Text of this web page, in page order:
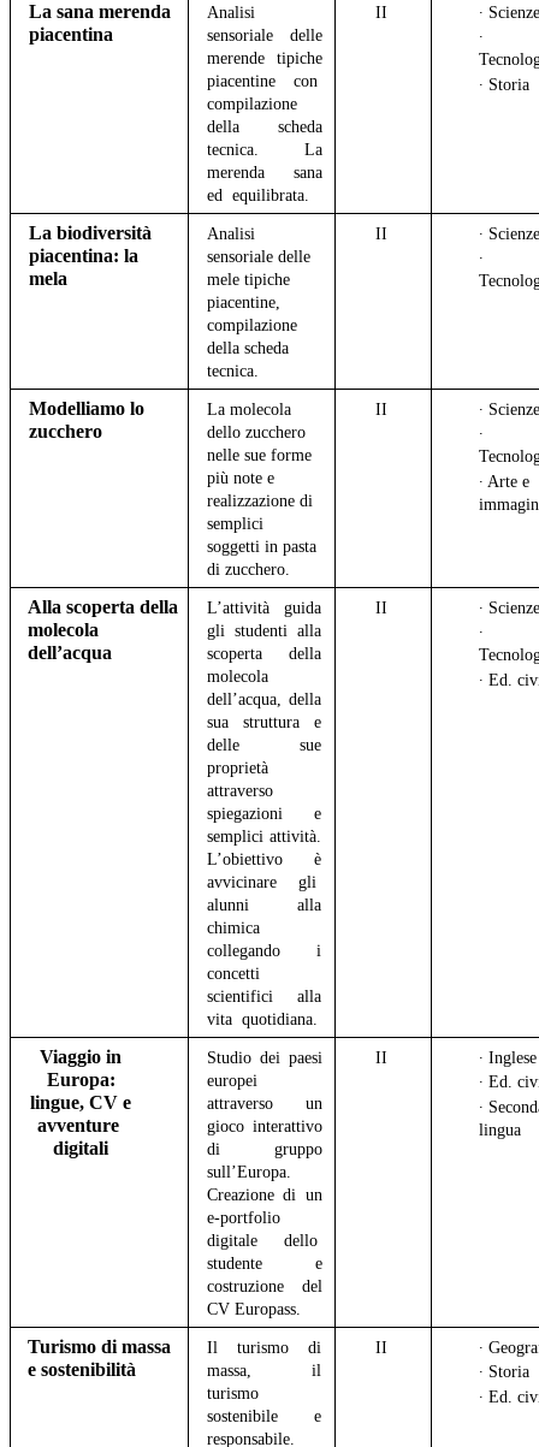
La sana merenda
piacentina
Analisi
sensoriale delle
merende tipiche
piacentine con
compilazione
della scheda
tecnica. La
merenda sana
ed equilibrata.
II
∙
∙
∙ Storia
La biodiversità
piacentina: la
mela
Analisi
sensoriale delle
mele tipiche
piacentine,
compilazione
della scheda
tecnica.
II
∙
∙
Modelliamo lo
zucchero
La molecola
dello zucchero
nelle sue forme
più note e
realizzazione di
semplici
soggetti in pasta
di zucchero.
II
∙
∙
∙ Arte e
Alla scoperta della
molecola
dell’acqua
L’attività guida
gli studenti alla
scoperta della
molecola
dell’acqua, della
sua struttura e
delle sue
proprietà
attraverso
spiegazioni e
semplici attività.
L’obiettivo è
avvicinare gli
alunni alla
chimica
collegando i
concetti
scientifici alla
vita quotidiana.
II
∙
∙
∙ Ed.
Viaggio in
Europa:
lingue, CV e
avventure
digitali
Studio dei paesi
europei
attraverso un
gioco interattivo
di gruppo
sull’Europa.
Creazione di un
e-portfolio
digitale dello
studente e
costruzione del
CV Europass.
II
∙
∙ Ed.
∙
lingua
Turismo di massa
e sostenibilità
Il turismo di
massa, il
turismo
sostenibile e
responsabile.
II
∙
∙ Storia
∙ Ed.